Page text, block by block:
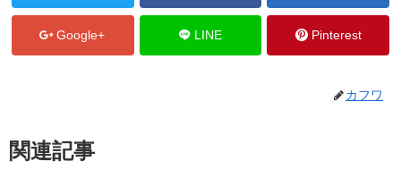
Google+ LINE Pinterest
カフワ
関連記事